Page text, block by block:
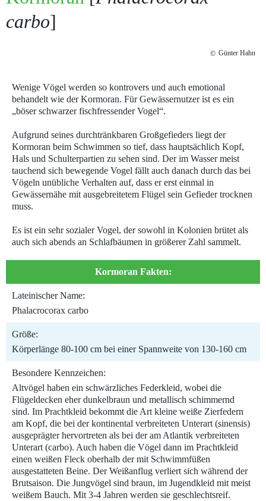
carbo]
© Günter Hahn
Wenige Vögel werden so kontrovers und auch emotional
behandelt wie der Kormoran. Für Gewässernutzer ist es ein
„böser schwarzer fischfressender Vogel“.
Aufgrund seines durchtränkbaren Großgefieders liegt der
Kormoran beim Schwimmen so tief, dass hauptsächlich Kopf,
Hals und Schulterpartien zu sehen sind. Der im Wasser meist
tauchend sich bewegende Vogel fällt auch danach durch das bei
Vögeln unübliche Verhalten auf, dass er erst einmal in
Gewässernähe mit ausgebreitetem Flügel sein Gefieder trocknen
muss.
Es ist ein sehr sozialer Vogel, der sowohl in Kolonien brütet als
auch sich abends an Schlafbäumen in größerer Zahl sammelt.
Kormoran Fakten:
Lateinischer Name:
Phalacrocorax carbo
Größe:
Körperlänge 80-100 cm bei einer Spannweite von 130-160 cm
Besondere Kennzeichen:
Altvögel haben ein schwärzliches Federkleid, wobei die
Flügeldecken eher dunkelbraun und metallisch schimmernd
sind. Im Prachtkleid bekommt die Art kleine weiße Zierfedern
am Kopf, die bei der kontinental verbreiteten Unterart (sinensis)
ausgeprägter hervortreten als bei der am Atlantik verbreiteten
Unterart (carbo). Auch haben die Vögel dann im Prachtkleid
einen weißen Fleck oberhalb der mit Schwimmfüßen
ausgestatteten Beine. Der Weißanflug verliert sich während der
Brutsaison. Die Jungvögel sind braun, im Jugendkleid mit meist
weißem Bauch. Mit 3-4 Jahren werden sie geschlechtsreif.